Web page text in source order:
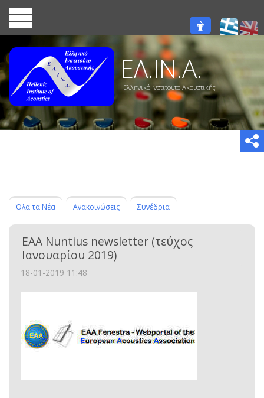
ΕΛ.ΙΝ.Α.
Ελληνικό Ινστιτούτο Ακουστικής
Όλα τα Νέα Ανακοινώσεις Συνέδρια
EAA Nuntius newsletter (τεύχος
Ιανουαρίου 2019)
18-01-2019 11:48